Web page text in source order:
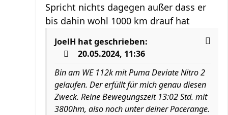
Spricht nichts dagegen außer dass er
bis dahin wohl 1000 km drauf hat
JoelH hat geschrieben:
20.05.2024, 11:36
Bin am WE 112k mit Puma Deviate Nitro 2
gelaufen. Der erfüllt für mich genau diesen
Zweck. Reine Bewegungszeit 13:02 Std. mit
3800hm, also noch unter deiner Pacerange.